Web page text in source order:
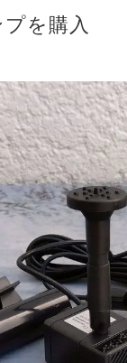
を購入